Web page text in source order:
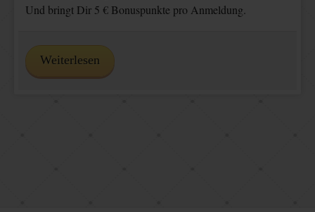
Und bringt Dir 5 € Bonuspunkte pro Anmeldung.
Weiterlesen